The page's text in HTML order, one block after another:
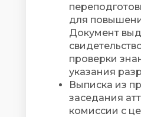
для
Документ
проверки
указания
Выписка из
заседания
комиссии с